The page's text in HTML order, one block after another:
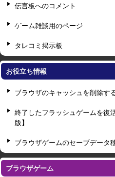
伝言板へのコメント
ゲーム雑談用のページ
タレコミ掲示板
お役立ち情報
ブラウザのキャッシュを削除す
終了したフラッシュゲームを復
版】
ブラウザゲームのセーブデータ
ブラウザゲーム